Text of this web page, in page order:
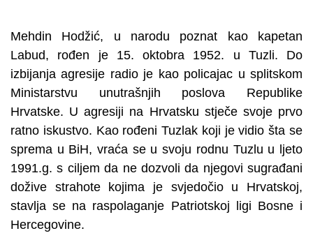
Mehdin Hodžić, u narodu poznat kao kapetan
Labud, rođen je 15. oktobra 1952. u Tuzli. Do
izbijanja agresije radio je kao policajac u splitskom
Ministarstvu unutrašnjih poslova Republike
Hrvatske. U agresiji na Hrvatsku stječe svoje prvo
ratno iskustvo. Kao rođeni Tuzlak koji je vidio šta se
sprema u BiH, vraća se u svoju rodnu Tuzlu u ljeto
1991.g. s ciljem da ne dozvoli da njegovi sugrađani
dožive strahote kojima je svjedočio u Hrvatskoj,
stavlja se na raspolaganje Patriotskoj ligi Bosne i
Hercegovine.